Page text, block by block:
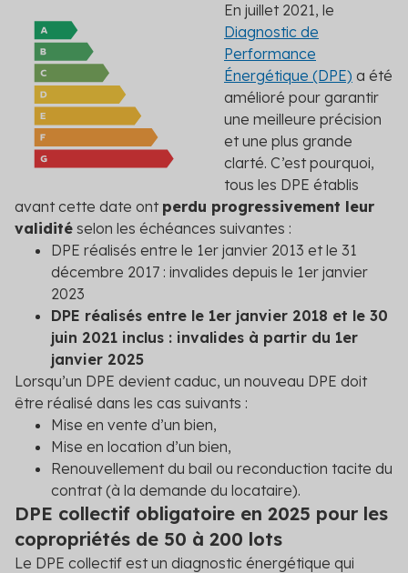
En juillet 2021, le
Diagnostic de
Performance
Énergétique (DPE) a été
amélioré pour garantir
une meilleure précision
et une plus grande
clarté. C’est pourquoi,
tous les DPE établis
avant cette date ont perdu progressivement leur
validité selon les échéances suivantes :
DPE réalisés entre le 1er janvier 2013 et le 31
décembre 2017 : invalides depuis le 1er janvier
2023
DPE réalisés entre le 1er janvier 2018 et le 30
juin 2021 inclus : invalides à partir du 1er
janvier 2025
Lorsqu’un DPE devient caduc, un nouveau DPE doit
être réalisé dans les cas suivants :
Mise en vente d’un bien,
Mise en location d’un bien,
Renouvellement du bail ou reconduction tacite du
contrat (à la demande du locataire).
DPE collectif obligatoire en 2025 pour les
copropriétés de 50 à 200 lots
Le DPE collectif est un diagnostic énergétique qui